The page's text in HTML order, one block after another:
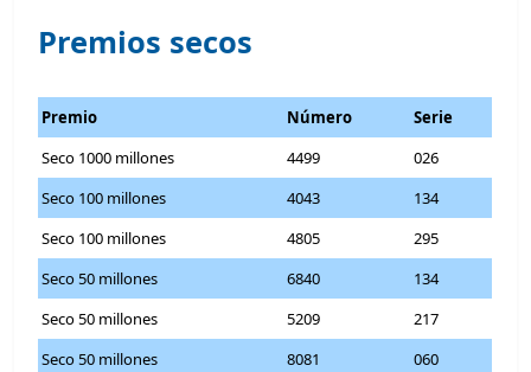
Premios secos
Premio Número
Serie
Seco 1000 millones
4499
026
Seco 100 millones
4043
134
Seco 100 millones
4805
295
Seco 50 millones
6840
134
Seco 50 millones
5209
217
Seco 50 millones
8081
060